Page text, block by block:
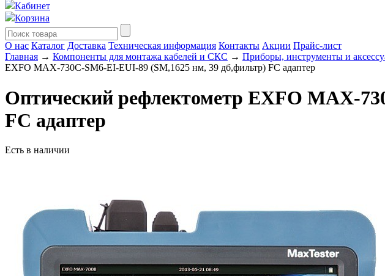
Кабинет
Корзина
О нас Каталог Доставка Техническая информация Контакты Акции Прайс-лист
Главная → Компоненты для монтажа кабелей и СКС → Приборы, инструменты и
EXFO MAX-730C-SM6-EI-EUI-89 (SM,1625 нм, 39 дб,фильтр) FC адаптер
Оптический рефлектометр EXFO MAX-
FC адаптер
Есть в наличии